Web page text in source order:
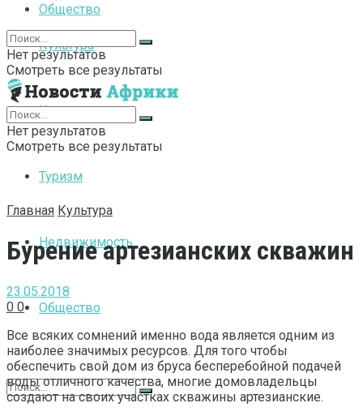
Культура
Интернет
Туризм
Недвижимость
Общество
Общество
Нет результатов
Смотреть все результаты
Нет результатов
Смотреть все результаты
Главная Культура
Бурение артезианских скважин
23.05.2018
0 0
Все всяких сомнений именно вода является одним из
наиболее значимых ресурсов. Для того чтобы
обеспечить свой дом из бруса бесперебойной подачей
воды отличного качества, многие домовладельцы
создают на своих участках скважины артезианские.